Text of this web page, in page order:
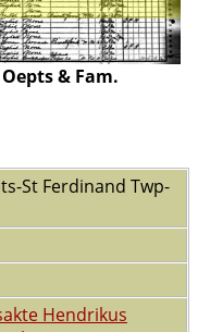
& Fam.
St Ferdinand Twp-
Hendrikus